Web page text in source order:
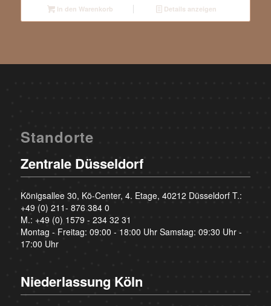
In den Warenkorb Details anzeigen
Standorte
Zentrale Düsseldorf
Königsallee 30, Kö-Center, 4. Etage, 40212 Düsseldorf T.:
+49 (0) 211- 876 384 0
M.: +49 (0) 1579 - 234 32 31
Montag - Freitag: 09:00 - 18:00 Uhr Samstag: 09:30 Uhr -
17:00 Uhr
Niederlassung Köln